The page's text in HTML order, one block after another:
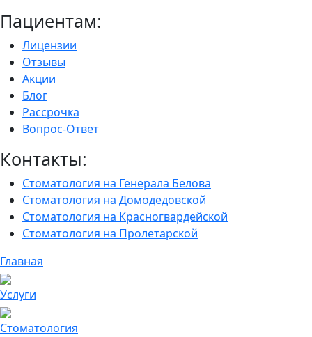
Пациентам:
Лицензии
Отзывы
Акции
Блог
Рассрочка
Вопрос-Ответ
Контакты:
Стоматология на Генерала Белова
Стоматология на Домодедовской
Стоматология на Красногвардейской
Стоматология на Пролетарской
Главная
Услуги
Cтоматология